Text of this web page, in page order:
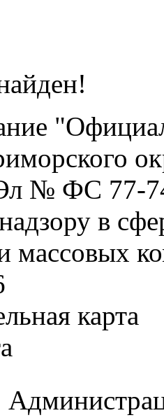
№ ФС 77-
в
массовых
карта